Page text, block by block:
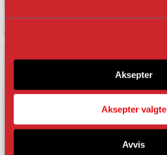
Aksepter
Aksepter valgte
Avvis